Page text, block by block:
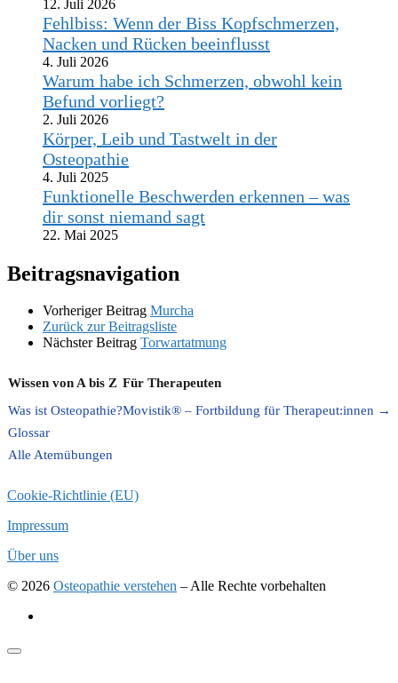
12. Juli 2026
Fehlbiss: Wenn der Biss Kopfschmerzen,
Nacken und Rücken beeinflusst
4. Juli 2026
Warum habe ich Schmerzen, obwohl kein
Befund vorliegt?
2. Juli 2026
Körper, Leib und Tastwelt in der
Osteopathie
4. Juli 2025
Funktionelle Beschwerden erkennen – was
dir sonst niemand sagt
22. Mai 2025
Beitragsnavigation
Vorheriger Beitrag Murcha
Zurück zur Beitragsliste
Nächster Beitrag Torwartatmung
Wissen von A bis Z
Was ist Osteopathie?
Glossar
Alle Atemübungen
Für Therapeuten
Movistik® – Fortbildung für Therapeut:innen →
Cookie-Richtlinie (EU)
Impressum
Über uns
© 2026 Osteopathie verstehen –Alle Rechte vorbehalten